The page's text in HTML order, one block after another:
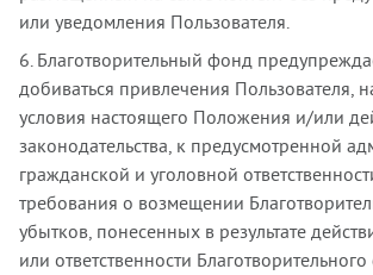
или уведомления Пользователя.
6. Благотворительный фонд
добиваться привлечения Пользователя,
условия настоящего Положения и/или
законодательства, к предусмотренной
гражданской и уголовной
требования о возмещении
убытков, понесенных в результате
или ответственности